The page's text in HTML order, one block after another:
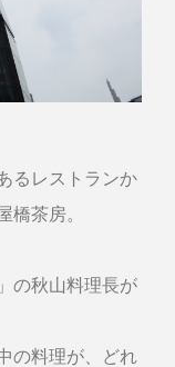
るレストランか
橋茶房。
の秋山料理長が
の料理が、どれ